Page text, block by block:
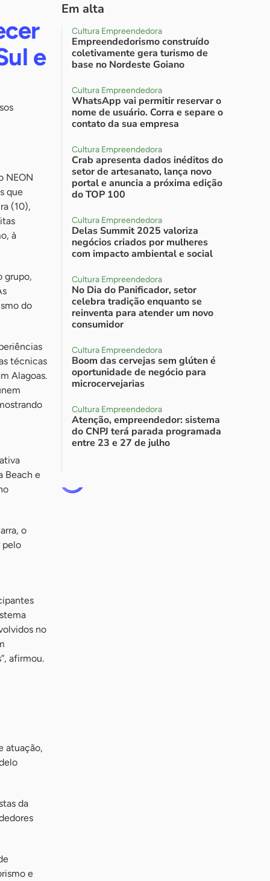
e
NEON
que
(10),
à
grupo,
do
técnicas
Alagoas.
Beach e
o
pelo
no
afirmou.
atuação,
da
e
Em alta
Cultura Empreendedora
Empreendedorismo construído
coletivamente gera turismo de
base no Nordeste Goiano
Cultura Empreendedora
WhatsApp vai permitir reservar o
nome de usuário. Corra e separe o
contato da sua empresa
Cultura Empreendedora
Crab apresenta dados inéditos do
setor de artesanato, lança novo
portal e anuncia a próxima edição
do TOP 100
Cultura Empreendedora
Delas Summit 2025 valoriza
negócios criados por mulheres
com impacto ambiental e social
Cultura Empreendedora
No Dia do Panificador, setor
celebra tradição enquanto se
reinventa para atender um novo
consumidor
Cultura Empreendedora
Boom das cervejas sem glúten é
oportunidade de negócio para
microcervejarias
Cultura Empreendedora
Atenção, empreendedor: sistema
do CNPJ terá parada programada
entre 23 e 27 de julho